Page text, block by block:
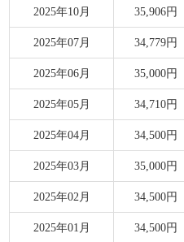
2025年10月 35,906円
2025年07月 34,779円
2025年06月 35,000円
2025年05月 34,710円
2025年04月 34,500円
2025年03月 35,000円
2025年02月 34,500円
2025年01月 34,500円